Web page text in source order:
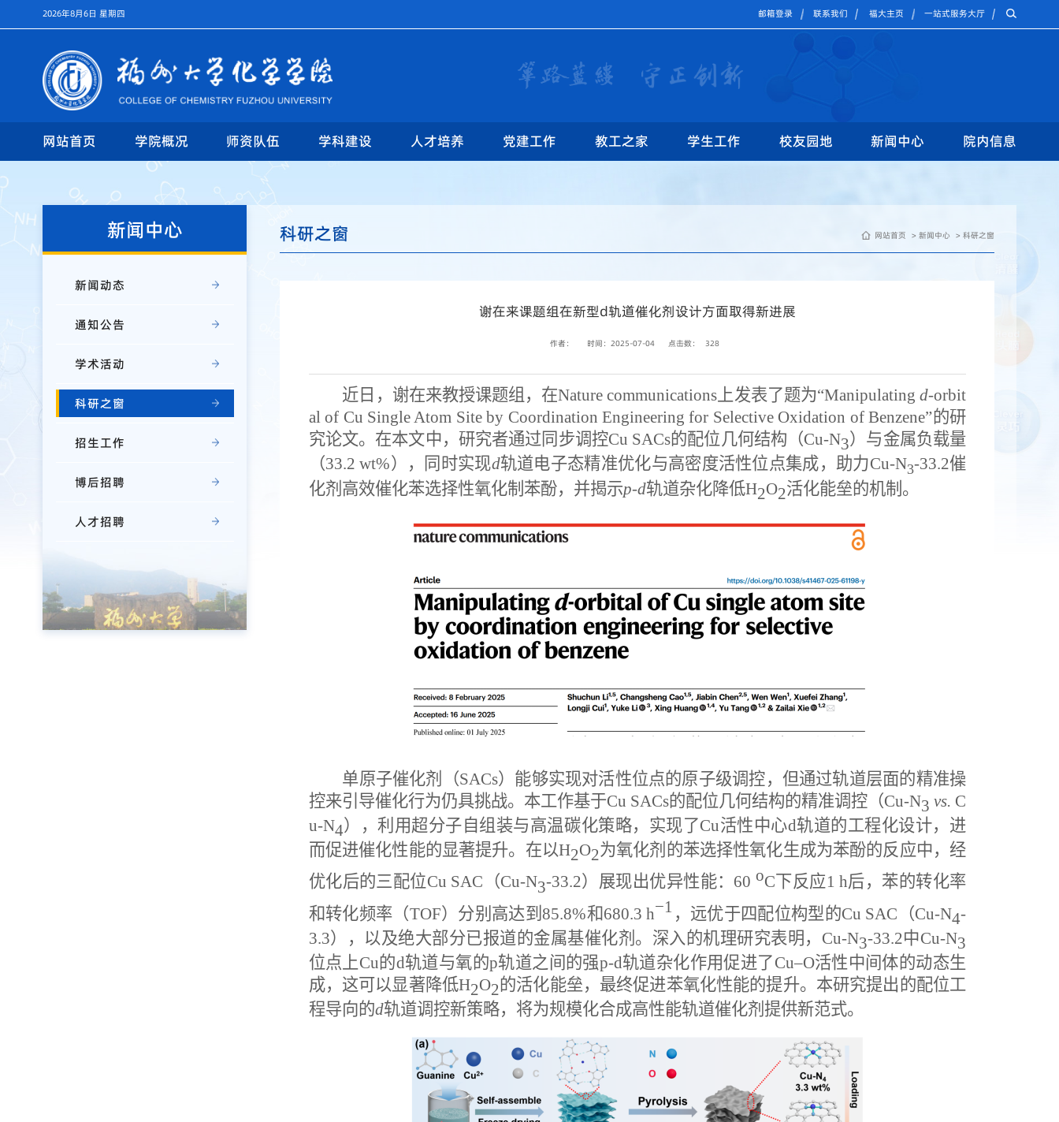
2026年8月6日 星期四 邮箱登录 联系我们 福大主页 一站式服务大厅
网站首页 学院概况 师资队伍 学科建设 人才培养 党建工作 教工之家 学生工作 校友园地 新闻中心 院内信息
新闻中心
新闻动态
通知公告
学术活动
科研之窗
招生工作
博后招聘
人才招聘
科研之窗 网站首页 新闻中心 科研之窗
谢在来课题组在新型d轨道催化剂设计方面取得新进展
作者： 时间：2025-07-04 点击数： 328
近日，谢在来教授课题组，在Nature communications 上发表了题为“Manipulating d-orbit
al of Cu Single Atom Site by Coordination Engineering for Selective Oxidation of Benzene”的研
究论文。在本文中，研究者通过同步调控Cu SACs的配位几何结构（Cu-N3）与金属负载量
（33.2 wt%），同时实现d轨道电子态精准优化与高密度活性位点集成，助力Cu-N3-33.2催
化剂高效催化苯选择性氧化制苯酚，并揭示p-d轨道杂化降低H2O2活化能垒的机制。
单原子催化剂（SACs）能够实现对活性位点的原子级调控，但通过轨道层面的精准操
控来引导催化行为仍具挑战。本工作基于Cu SACs的配位几何结构的精准调控（Cu-N3 vs. C
u-N4），利用超分子自组装与高温碳化策略，实现了Cu活性中心d轨道的工程化设计，进
而促进催化性能的显著提升。在以H2O2为氧化剂的苯选择性氧化生成为苯酚的反应中，经
优化后的三配位Cu SAC （Cu-N3-33.2）展现出优异性能： 60 oC 下反应1 h后，苯的转化率
和转化频率（TOF）分别高达到85.8%和680.3 h−1 ，远优于四配位构型的Cu SAC （Cu-N4-
3.3），以及绝大部分已报道的金属基催化剂。深入的机理研究表明， Cu-N3-33.2中Cu-N3
位点上Cu的d轨道与氧的p轨道之间的强p-d轨道杂化作用促进了Cu–O活性中间体的动态生
成，这可以显著降低H2O2的活化能垒，最终促进苯氧化性能的提升。本研究提出的配位工
程导向的d轨道调控新策略，将为规模化合成高性能轨道催化剂提供新范式。